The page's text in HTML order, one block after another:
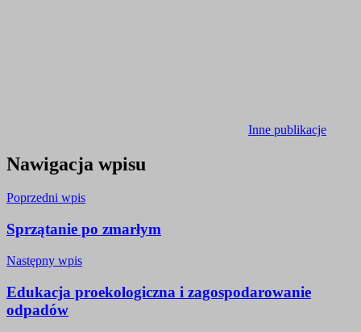
Inne publikacje
Nawigacja wpisu
Poprzedni wpis
Sprzątanie po zmarłym
Następny wpis
Edukacja proekologiczna i zagospodarowanie
odpadów